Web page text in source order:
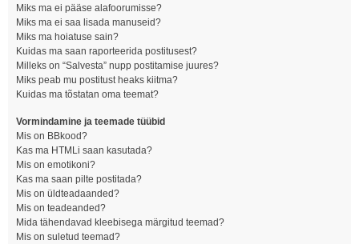
Miks ma ei pääse alafoorumisse?
Miks ma ei saa lisada manuseid?
Miks ma hoiatuse sain?
Kuidas ma saan raporteerida postitusest?
Milleks on “Salvesta” nupp postitamise juures?
Miks peab mu postitust heaks kiitma?
Kuidas ma tõstatan oma teemat?
Vormindamine ja teemade tüübid
Mis on BBkood?
Kas ma HTMLi saan kasutada?
Mis on emotikoni?
Kas ma saan pilte postitada?
Mis on üldteadaanded?
Mis on teadeanded?
Mida tähendavad kleebisega märgitud teemad?
Mis on suletud teemad?